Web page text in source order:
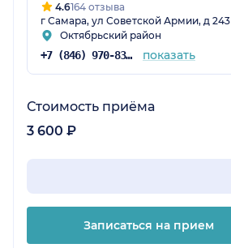
4.6164 отзыва
г Самара, ул Советской Армии, д 243
Октябрьский район
+7 (846) 970-83-16 показать
Стоимость приёма
3 600 ₽
Записаться на прием